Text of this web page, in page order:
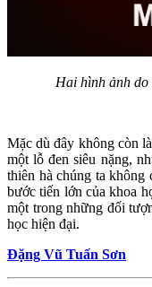
Hai hình ảnh
Mặc dù đây không còn
một lỗ đen siêu nặng,
thiên hà chúng ta không
bước tiến lớn của khoa
một trong những đối
học hiện đại.
Đặng Vũ Tuấn Sơn